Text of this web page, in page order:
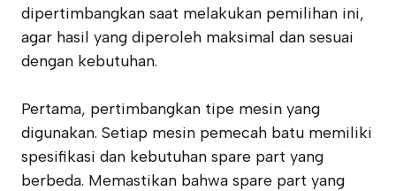
dipertimbangkan saat melakukan pemilihan ini,
agar hasil yang diperoleh maksimal dan sesuai
dengan kebutuhan.
Pertama, pertimbangkan tipe mesin yang
digunakan. Setiap mesin pemecah batu memiliki
spesifikasi dan kebutuhan spare part yang
berbeda. Memastikan bahwa spare part yang